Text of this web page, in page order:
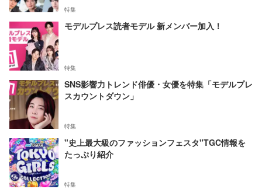
特集
モデルプレス読者モデル 新メンバー加入！
特集
SNS影響力トレンド俳優・女優を特集「モデルプレ
スカウントダウン」
特集
"史上最大級のファッションフェスタ"TGC情報を
たっぷり紹介
特集